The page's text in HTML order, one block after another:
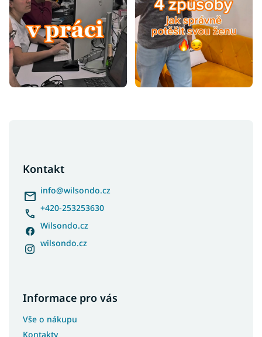
Kontakt
info@wilsondo.cz
+420-253253630
Wilsondo.cz
wilsondo.cz
Informace pro vás
Vše o nákupu
Kontakty